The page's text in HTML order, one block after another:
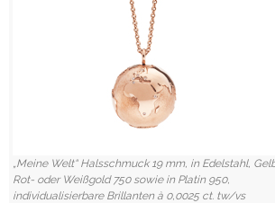
„Meine Welt“ Halsschmuck 19 mm, in Edelstahl,
Rot- oder Weißgold 750 sowie in Platin 950,
individualisierbare Brillanten à 0,0025 ct. tw/vs